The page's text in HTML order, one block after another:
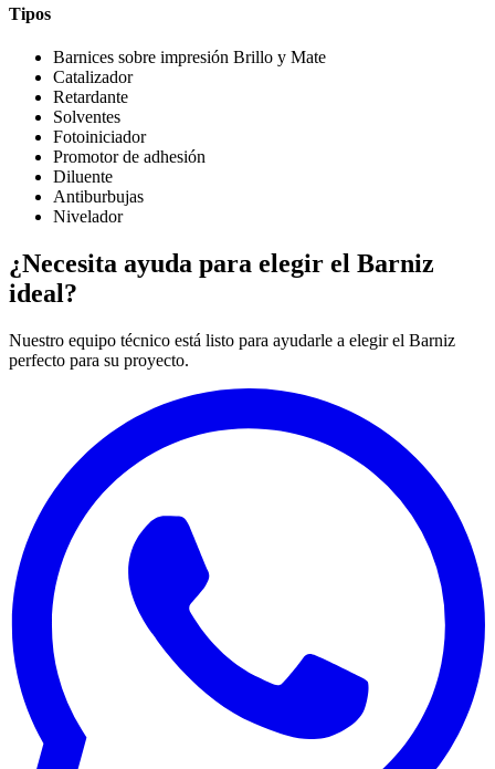
Tipos
Barnices sobre impresión Brillo y Mate
Catalizador
Retardante
Solventes
Fotoiniciador
Promotor de adhesión
Diluente
Antiburbujas
Nivelador
¿Necesita ayuda para elegir el Barniz
ideal?
Nuestro equipo técnico está listo para ayudarle a elegir el Barniz
perfecto para su proyecto.